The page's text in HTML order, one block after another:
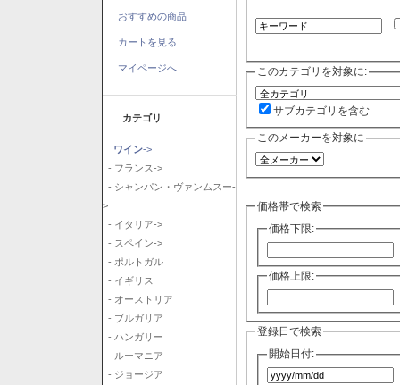
おすすめの商品
カートを見る
マイページへ
カテゴリ
ワイン->
- フランス->
- シャンパン・ヴァンムスー-
>
- イタリア->
- スペイン->
- ポルトガル
- イギリス
- オーストリア
- ブルガリア
- ハンガリー
- ルーマニア
- ジョージア
このカテゴリを対象に:
サブカテゴリを含む
このメーカーを対象に
価格帯で検索
価格下限:
価格上限:
登録日で検索
開始日付: